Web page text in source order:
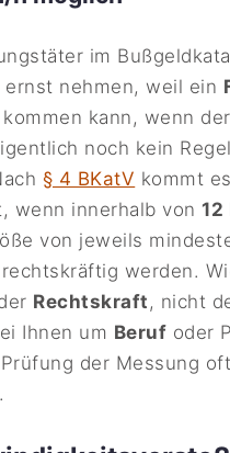
im
ernst nehmen, weil ein
kann, wenn
noch kein
§ 4 BKatV kommt
wenn innerhalb von12
von jeweils
werden.
Rechtskraft, nicht
Ihnen um Beruf oder
der Messung